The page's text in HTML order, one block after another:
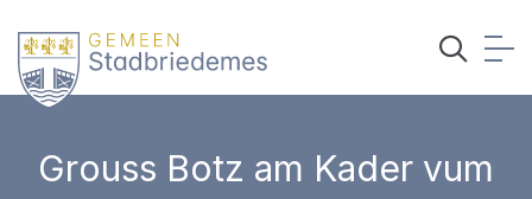
Grouss Botz am Kader vum